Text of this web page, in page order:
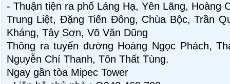
- Thuận tiện ra phố Láng Hạ, Yên Lãng, Hoàng
Trung Liệt, Đặng Tiến Đông, Chùa Bộc, Trần
Kháng, Tây Sơn, Võ Văn Dũng
Thông ra tuyến đường Hoàng Ngọc Phách,
Nguyễn Chí Thanh, Tôn Thất Tùng.
Ngay gần tòa Mipec Tower